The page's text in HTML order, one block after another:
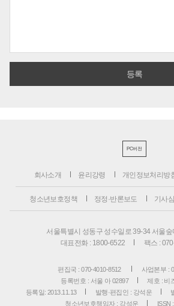
PC버전
회사소개 윤리강령 개인정보처리방
청소년보호정책 정정·반론보도 기사
서울특별시 성동구 성수일로 39-34 서울
대표전화 : 1800-6522
팩스 :
편집국 : 070-4010-8512
사업본부 :
등록번호 : 서울 아 02897
제호 : 비
등록일: 2013.11.13
발행·편집인 : 강석운
청소년보호책임자 : 강석운
ISSN